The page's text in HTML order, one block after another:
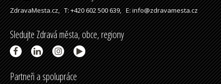
ZdravaMesta.cz,T: +420 602 500 639,E: info@zdravamesta.cz
Sledujte Zdravá města, obce, regiony
Partneři a spolupráce